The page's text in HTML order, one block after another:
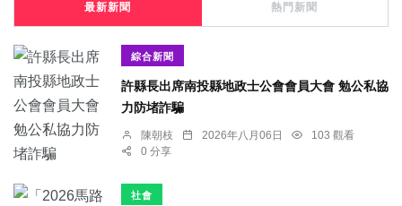
最新新聞 熱門新聞
綜合新聞
許縣長出席南投縣地政士公會會員大會 勉公私協
力防堵詐騙
陳朝枝 2026年八月06日
103 觀看
0 分享
社會